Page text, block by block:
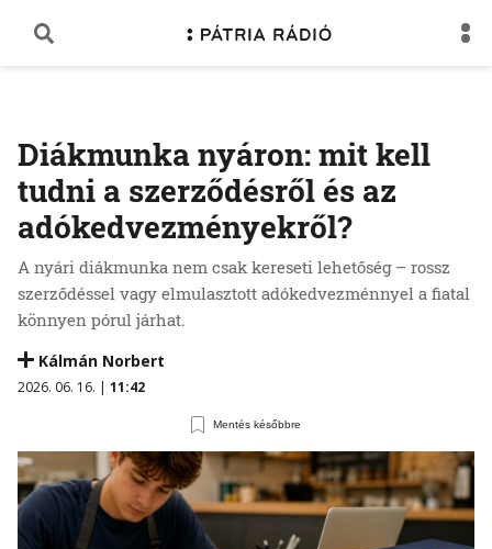
Diákmunka nyáron: mit kell
tudni a szerződésről és az
adókedvezményekről?
A nyári diákmunka nem csak kereseti lehetőség – rossz
szerződéssel vagy elmulasztott adókedvezménnyel a fiatal
könnyen pórul járhat.
Kálmán Norbert
2026. 06. 16. | 11:42
Mentés későbbre